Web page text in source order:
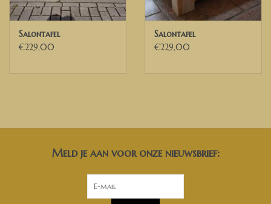
Salontafel
€229,00
Salontafel
€229,00
Meld je aan voor onze nieuwsbrief: